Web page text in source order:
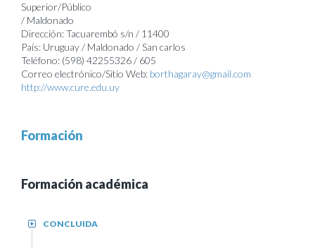
Superior/Público
/ Maldonado
Dirección: Tacuarembó s/n / 11400
País: Uruguay / Maldonado / San carlos
Teléfono: (598) 42255326 / 605
Correo electrónico/Sitio Web: borthagaray@gmail.com
http://www.cure.edu.uy
Formación
Formación académica
CONCLUIDA
+